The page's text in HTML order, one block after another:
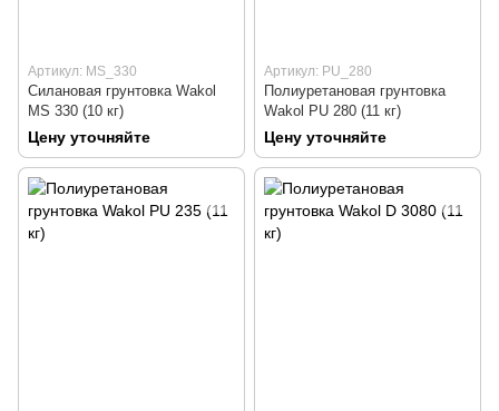
Артикул: MS_330
Силановая грунтовка Wakol
MS 330 (10 кг)
Цену уточняйте
Артикул: PU_280
Полиуретановая грунтовка
Wakol PU 280 (11 кг)
Цену уточняйте